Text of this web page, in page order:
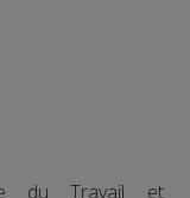
du Travail et